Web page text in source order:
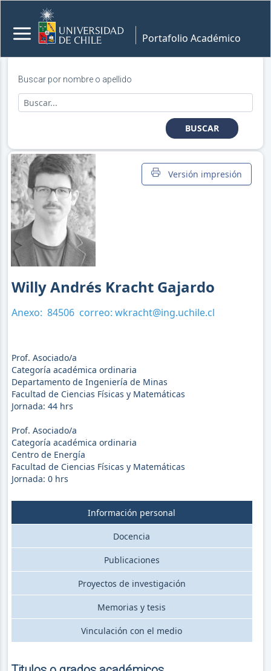
Portafolio Académico
Buscar por nombre o apellido
BUSCAR
Versión impresión
Willy Andrés Kracht Gajardo
Anexo: 84506 correo: wkracht@ing.uchile.cl
Prof. Asociado/a
Categoría académica ordinaria
Departamento de Ingeniería de Minas
Facultad de Ciencias Físicas y Matemáticas
Jornada: 44hrs
Prof. Asociado/a
Categoría académica ordinaria
Centro de Energía
Facultad de Ciencias Físicas y Matemáticas
Jornada: 0hrs
Información personal
Docencia
Publicaciones
Proyectos de investigación
Memorias y tesis
Vinculación con el medio